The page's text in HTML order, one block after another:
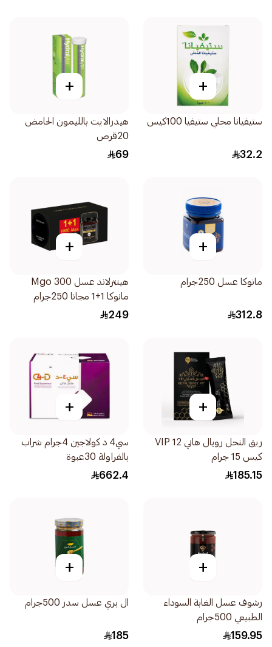
+
ستيفيانا محلي ستيفيا 100كيس
32.2
+
هيدرالايت بالليمون الحامض
20قرص
69
+
مانوكا عسل 250جرام
312.8
+
هينترلاند عسل 300 Mgo
مانوكا 1+1 مجانا 250جرام
249
+
ريق النحل رويال هاني VIP 12
كيس 15 جرام
185.15
+
سي4 د كولاجين 4جرام شراب
بالفراولة 30عبوة
662.4
+
رشوف عسل الغابة السوداء
الطبيعي 500جرام
159.95
+
ال بري عسل سدر 500جرام
185